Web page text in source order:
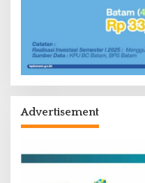
Advertisement